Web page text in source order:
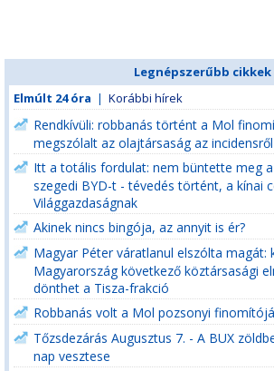
Legnépszerűbb cikkek
Elmúlt 24 óra | Korábbi hírek
Rendkívüli: robbanás történt a Mol
megszólalt az olajtársaság az incidensről
Itt a totális fordulat: nem büntette meg
szegedi BYD-t - tévedés történt, a kínai
Világgazdaságnak
Akinek nincs bingója, az annyit is ér?
Magyar Péter váratlanul elszólta magát:
Magyarország következő köztársasági
dönthet a Tisza-frakció
Robbanás volt a Mol pozsonyi
Tőzsdezárás Augusztus 7. - A BUX
nap vesztese